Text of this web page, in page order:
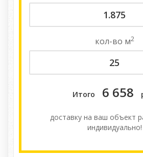
кол-во м2
Итого 6 658
доставку на ваш объект
индивидуально!